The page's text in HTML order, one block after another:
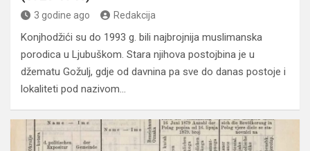
3 godine ago Redakcija
Konjhodžići su do 1993 g. bili najbrojnija muslimanska
porodica u Ljubuškom. Stara njihova postojbina je u
džematu Gožulj, gdje od davnina pa sve do danas postoje i
lokaliteti pod nazivom…